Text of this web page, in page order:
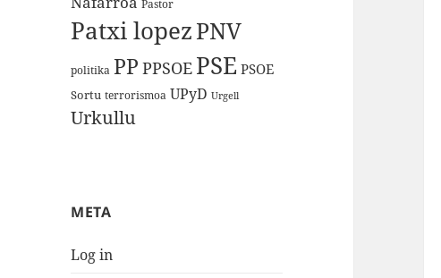
Pastor
Patxi lopezPNV
politika PP PPSOE PSE PSOE
Sortu terrorismoa UPyD Urgell
Urkullu
META
Log in